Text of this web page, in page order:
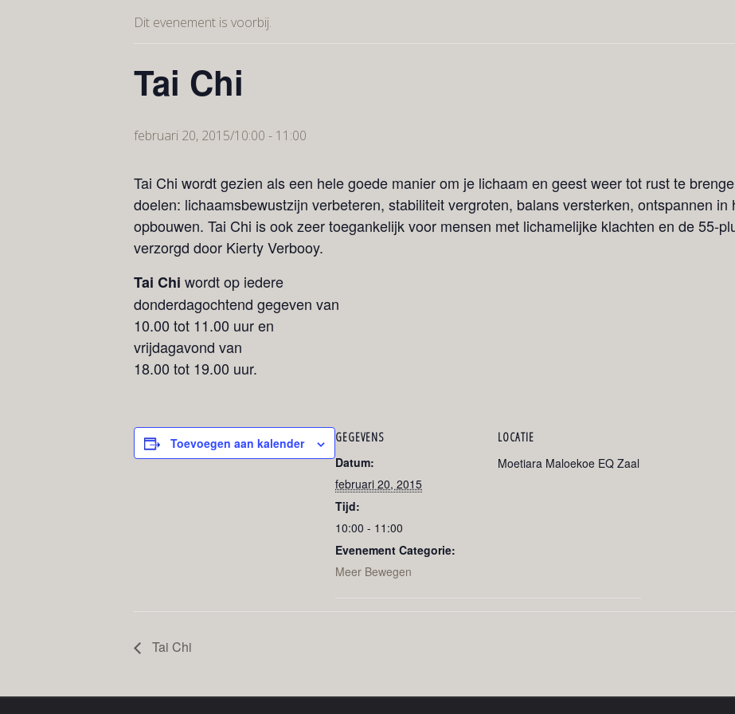
Dit evenement is voorbij.
Tai Chi
februari 20, 2015/10:00 - 11:00
Tai Chi wordt gezien als een hele goede manier om je lichaam en geest weer tot rust te
doelen: lichaamsbewustzijn verbeteren, stabiliteit vergroten, balans versterken, ontspannen
opbouwen. Tai Chi is ook zeer toegankelijk voor mensen met lichamelijke klachten en de 55-
verzorgd door Kierty Verbooy.
Tai Chi wordt op iedere
donderdagochtend gegeven van
10.00 tot 11.00 uur en
vrijdagavond van
18.00 tot 19.00 uur.
Toevoegen aan kalender GEGEVENS
Datum:
februari 20, 2015
Tijd:
10:00 - 11:00
Evenement Categorie:
Meer Bewegen
LOCATIE
Moetiara Maloekoe EQ Zaal
Tai Chi